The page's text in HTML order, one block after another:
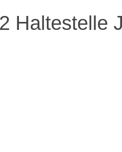
Haltestelle